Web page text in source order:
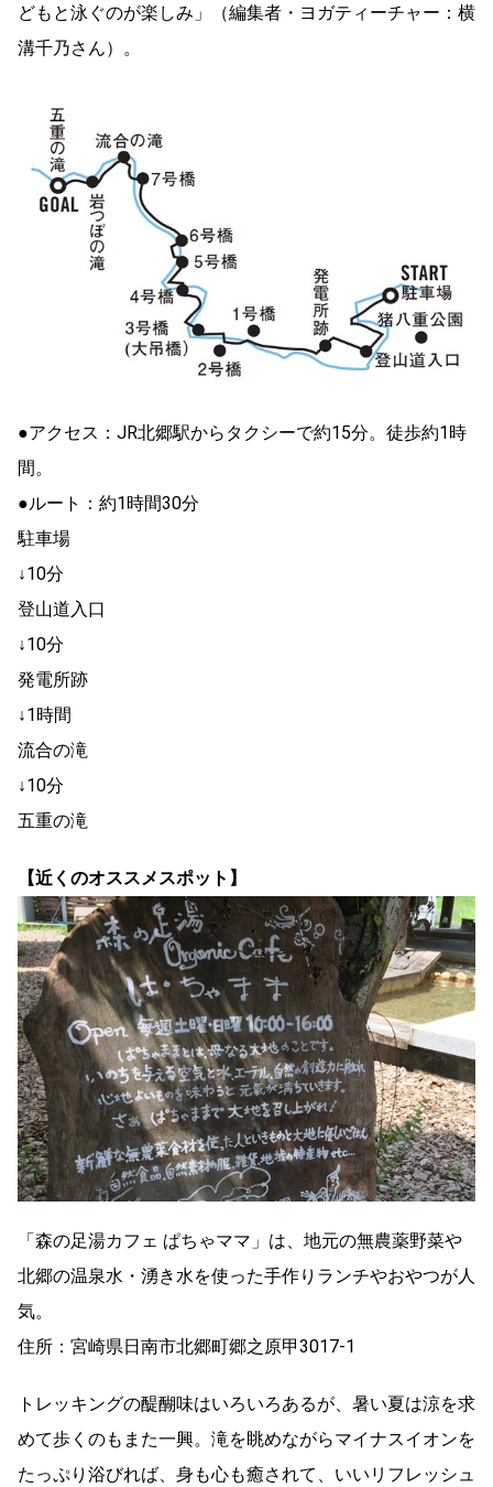
どもと泳ぐのが楽しみ」（編集者・ヨガティーチャー：横
溝千乃さん）。
●アクセス：JR北郷駅からタクシーで約15分。徒歩約1時
間。
●ルート：約1時間30分
駐車場
↓10分
登山道入口
↓10分
発電所跡
↓1時間
流合の滝
↓10分
五重の滝
【近くのオススメスポット】
「森の足湯カフェ ぱちゃママ」は、地元の無農薬野菜や
北郷の温泉水・湧き水を使った手作りランチやおやつが人
気。
住所：宮崎県日南市北郷町郷之原甲3017-1
トレッキングの醍醐味はいろいろあるが、暑い夏は涼を求
めて歩くのもまた一興。滝を眺めながらマイナスイオンを
たっぷり浴びれば、身も心も癒されて、いいリフレッシュ